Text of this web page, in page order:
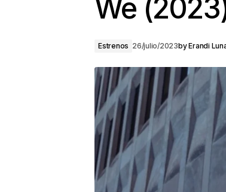
We
Estrenos 26/julio/2023byErandi